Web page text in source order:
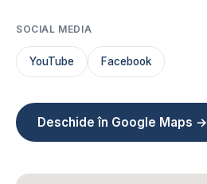
SOCIAL MEDIA
YouTube Facebook
Deschide în Google Maps →